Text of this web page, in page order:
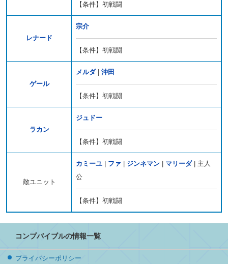
【条件】初戦闘
レナード
宗介
【条件】初戦闘
ゲール
メルダ| 沖田
【条件】初戦闘
ラカン
ジュドー
【条件】初戦闘
敵ユニット
カミーユ ファ ジンネマン マリーダ| 主人
公
【条件】初戦闘
コンプバイブルの情報一覧
プライバシーポリシー